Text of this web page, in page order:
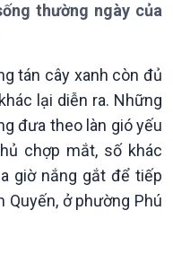
sự
sự 12h
sự 18h
sự 21h30
tin
mục
dòng Thời sự
thường ngày của
tán cây xanh còn đủ
lại diễn ra. Những
đưa theo làn gió yếu
chợp mắt, số khác
giờ nắng gắt để tiếp
Quyến, ở phường Phú